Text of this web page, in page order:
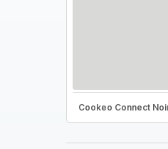
Cookeo Connect